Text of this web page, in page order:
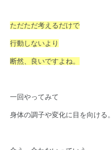
ただただ考えるだけで
行動しないより
断然、良いですよね。
一回やってみて
身体の調子や変化に目を向ける。